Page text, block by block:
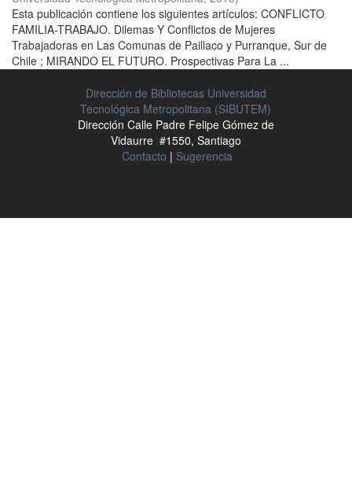
Esta publicación contiene los siguientes artículos: CONFLICTO
FAMILIA-TRABAJO. Dilemas Y Conflictos de Mujeres
Trabajadoras en Las Comunas de Paillaco y Purranque, Sur de
Chile ; MIRANDO EL FUTURO. Prospectivas Para La ...
Dirección de Bibliotecas Universidad
Tecnológica Metropolitana (SIBUTEM)
Dirección Calle Padre Felipe Gómez de
Vidaurre #1550, Santiago
Contacto | Sugerencia